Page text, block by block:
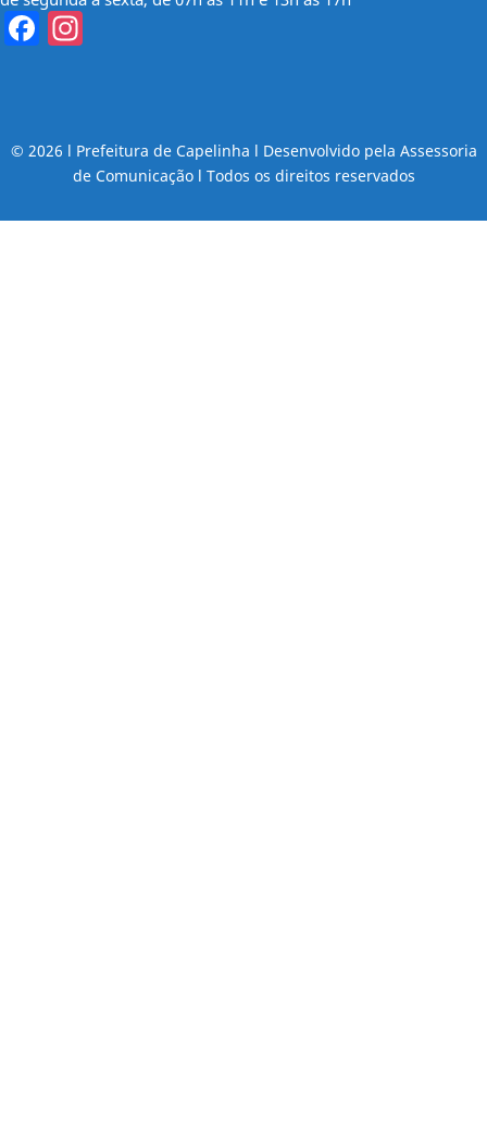
Facebook
© 2026 l Prefeitura de Capelinha l Desenvolvido pela Assessoria
de Comunicação l Todos os direitos reservados